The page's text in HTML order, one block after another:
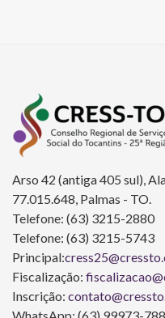
Arso 42 (antiga 405 sul),
77.015.648, Palmas - TO.
Telefone: (63) 3215-2880
Telefone: (63) 3215-5743
Principal:
Fiscalização:
Inscrição: